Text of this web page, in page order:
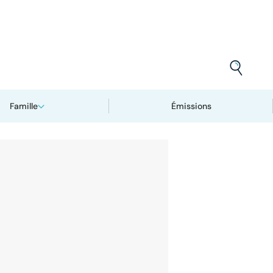
Famille Émissions